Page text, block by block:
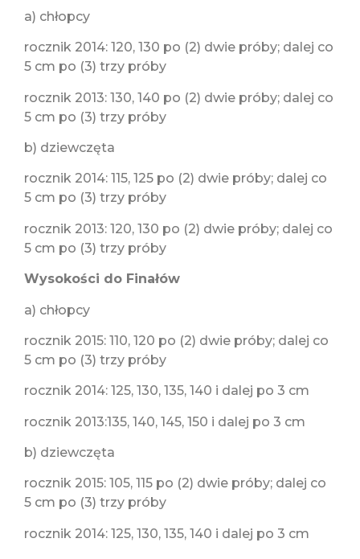
a) chłopcy
rocznik 2014: 120, 130 po (2) dwie próby; dalej co
5 cm po (3) trzy próby
rocznik 2013: 130, 140 po (2) dwie próby; dalej co
5 cm po (3) trzy próby
b) dziewczęta
rocznik 2014: 115, 125 po (2) dwie próby; dalej co
5 cm po (3) trzy próby
rocznik 2013: 120, 130 po (2) dwie próby; dalej co
5 cm po (3) trzy próby
Wysokości do Finałów
a) chłopcy
rocznik 2015: 110, 120 po (2) dwie próby; dalej co
5 cm po (3) trzy próby
rocznik 2014: 125, 130, 135, 140 i dalej po 3 cm
rocznik 2013:135, 140, 145, 150 i dalej po 3 cm
b) dziewczęta
rocznik 2015: 105, 115 po (2) dwie próby; dalej co
5 cm po (3) trzy próby
rocznik 2014: 125, 130, 135, 140 i dalej po 3 cm